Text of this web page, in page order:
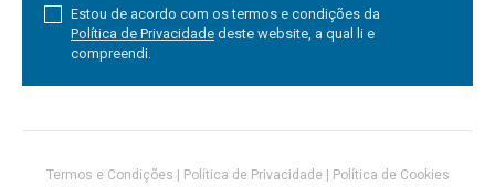
Estou de acordo com os termos e condições da
Política de Privacidade deste website, a qual li e
compreendi.
Termos e Condições Política de Privacidade Política de Cookies